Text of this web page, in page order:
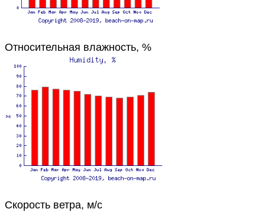
Относительная влажность, %
Скорость ветра, м/с